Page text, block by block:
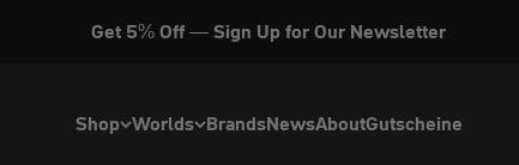
Get 5% Off — Sign Up for Our Newsletter
Shop Worlds BrandsNewsAboutGutscheine